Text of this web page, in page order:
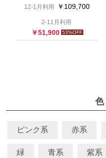
12-1月利用 ￥ 109,700
2-11月利用
￥51,900 53%OFF
色
ピンク系 赤系
緑 青系 紫系